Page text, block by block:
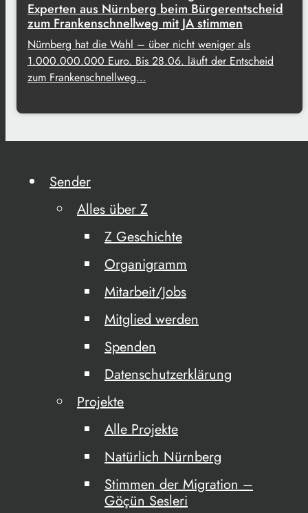
Experten aus Nürnberg beim Bürgerentscheid
zum Frankenschnellweg mit JA stimmen
Nürnberg hat die Wahl – über nicht weniger als
1.000.000.000 Euro. Bis 28.06. läuft der Entscheid
zum Frankenschnellweg…
Sender
Alles über Z
Z Geschichte
Organigramm
Mitarbeit/Jobs
Mitglied werden
Spenden
Datenschutzerklärung
Projekte
Alle Projekte
Natürlich Nürnberg
Stimmen der Migration –
Göçün Sesleri